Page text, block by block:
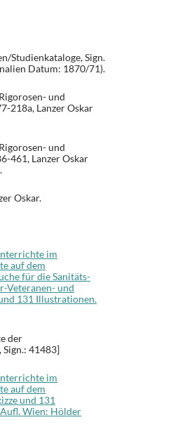
Studienkataloge, Sign.
Datum: 1870/71).
und
218a, Lanzer Oskar
und
461, Lanzer Oskar
Oskar.
im
auf dem
für die Sanitäts-
Veteranen- und
131 Illustrationen.
der
41483]
im
auf dem
und 131
Wien: Hölder